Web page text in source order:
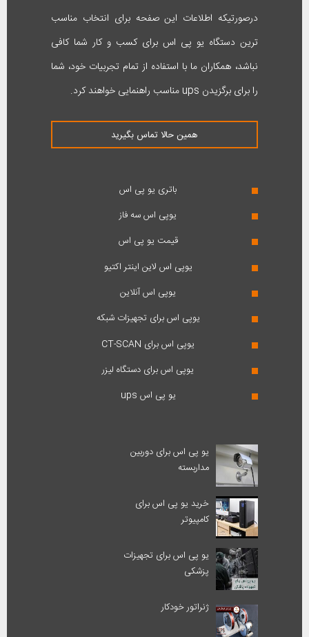
درصورتیکه اطلاعات این صفحه برای انتخاب مناسب
ترین دستگاه یو پی اس برای کسب و کار شما کافی
نباشد، همکاران ما با استفاده از تمام تجربیات خود، شما
را برای برگزیدن ups مناسب راهنمایی خواهند کرد.
همین حالا تماس بگیرید
باتری یو پی اس
یوپی اس سه فاز
قیمت یو پی اس
یوپی اس لاین اینتر اکتیو
یوپی اس آنلاین
یوپی اس برای تجهیزات شبکه
یوپی اس برای CT-SCAN
یوپی اس برای دستگاه لیزر
یو پی اس ups
یو پی اس برای دوربین
مداربسته
خرید یو پی اس برای
کامپیوتر
یو پی اس برای تجهیزات
پزشکی
ژنراتور خودکار